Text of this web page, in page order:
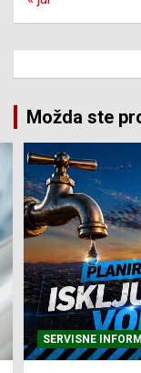
Možda ste
SERVISNE